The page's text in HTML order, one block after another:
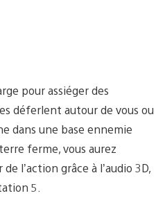
pour assiéger des
déferlent autour de vous ou
dans une base ennemie
ferme, vous aurez
l’action grâce à l’audio 3D,
5.